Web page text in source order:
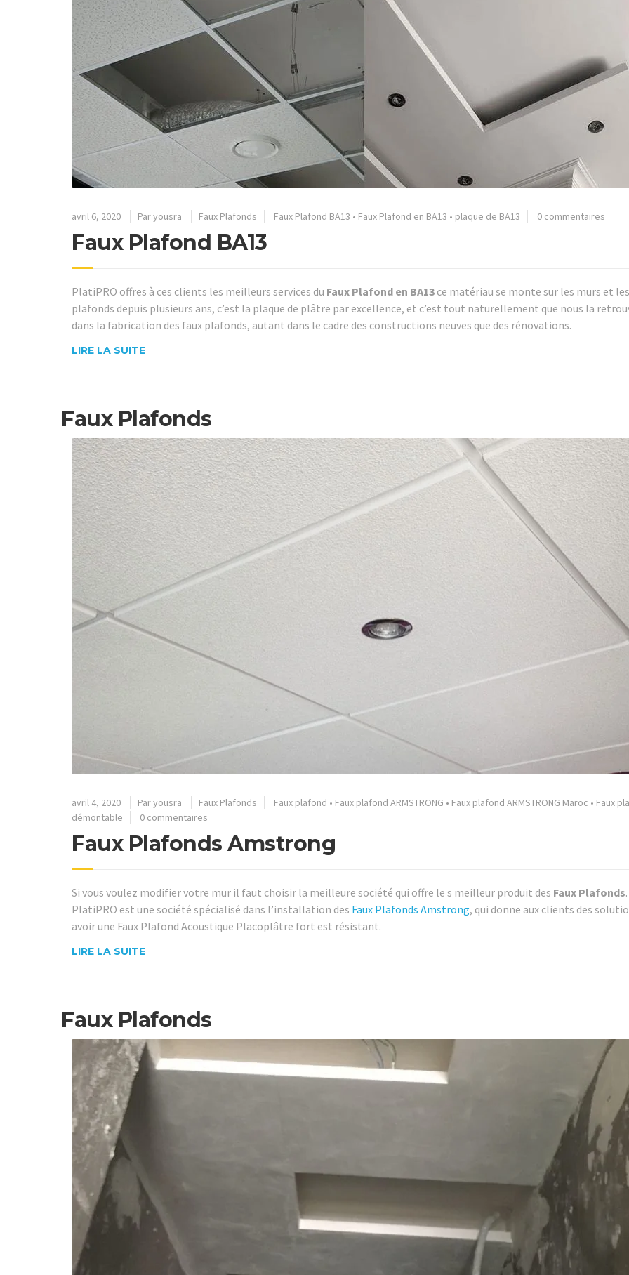
avril 6, 2020 Paryousra Faux Plafonds Faux Plafond BA13 • Faux Plafond en BA13 • plaque de BA13 0 commentaires
Faux Plafond BA13
PlatiPRO offres à ces clients les meilleurs services du Faux Plafond en BA13 ce matériau se monte sur les murs et les
plafonds depuis plusieurs ans, c’est la plaque de plâtre par excellence, et c’est tout naturellement que nous la
dans la fabrication des faux plafonds, autant dans le cadre des constructions neuves que des rénovations.
LIRE LA SUITE
Faux Plafonds
avril 4, 2020 Paryousra Faux Plafonds Faux plafond • Faux plafond ARMSTRONG • Faux plafond ARMSTRONG Maroc • Faux
démontable
0 commentaires
Faux Plafonds Amstrong
Si vous voulez modifier votre mur il faut choisir la meilleure société qui offre le s meilleur produit des Faux Plafonds.
PlatiPRO est une société spécialisé dans l’installation des Faux Plafonds Amstrong, qui donne aux clients des
avoir une Faux Plafond Acoustique Placoplâtre fort est résistant.
LIRE LA SUITE
Faux Plafonds